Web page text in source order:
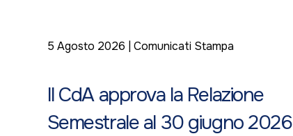
5 Agosto 2026 Comunicati Stampa
Il CdA approva la Relazione
Semestrale al 30 giugno 2026